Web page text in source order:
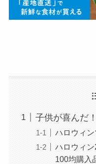
子供が喜んだ
ハロウィ
ハロウィ
100均購入